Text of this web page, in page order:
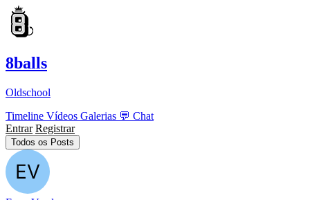
8balls
Oldschool
Timeline Vídeos Galerias 💬 Chat
Entrar Registrar
Todos os Posts